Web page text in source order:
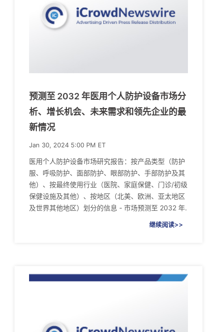
预测至 2032 年医用个人防护设备市场分
析、增长机会、未来需求和领先企业的最
新情况
Jan 30, 2024 5:00 PM ET
医用个人防护设备市场研究报告：按产品类型（防护
服、呼吸防护、面部防护、眼部防护、手部防护及其
他）、按最终使用行业（医院、家庭保健、门诊/初级
保健设施及其他）、按地区（北美、欧洲、亚太地区
及世界其他地区）划分的信息 - 市场预测至 2032 年.
继续阅读>>